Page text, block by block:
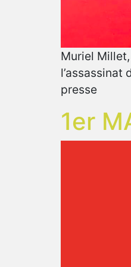
Muriel
l’assassinat
presse
1er